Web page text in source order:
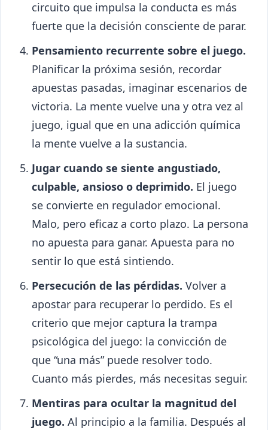
circuito que impulsa la conducta es más
fuerte que la decisión consciente de parar.
Pensamiento recurrente sobre el juego.
Planificar la próxima sesión, recordar
apuestas pasadas, imaginar escenarios de
victoria. La mente vuelve una y otra vez al
juego, igual que en una adicción química
la mente vuelve a la sustancia.
Jugar cuando se siente angustiado,
culpable, ansioso o deprimido. El juego
se convierte en regulador emocional.
Malo, pero eficaz a corto plazo. La persona
no apuesta para ganar. Apuesta para no
sentir lo que está sintiendo.
Persecución de las pérdidas. Volver a
apostar para recuperar lo perdido. Es el
criterio que mejor captura la trampa
psicológica del juego: la convicción de
que “una más” puede resolver todo.
Cuanto más pierdes, más necesitas seguir.
Mentiras para ocultar la magnitud del
juego. Al principio a la familia. Después al